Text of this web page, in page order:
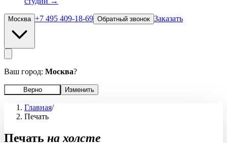
Москва +7 495 409-18-69 Обратный звонок Заказать
Ваш город: Москва?
Верно Изменить
Главная/
Печать
Печать на холсте